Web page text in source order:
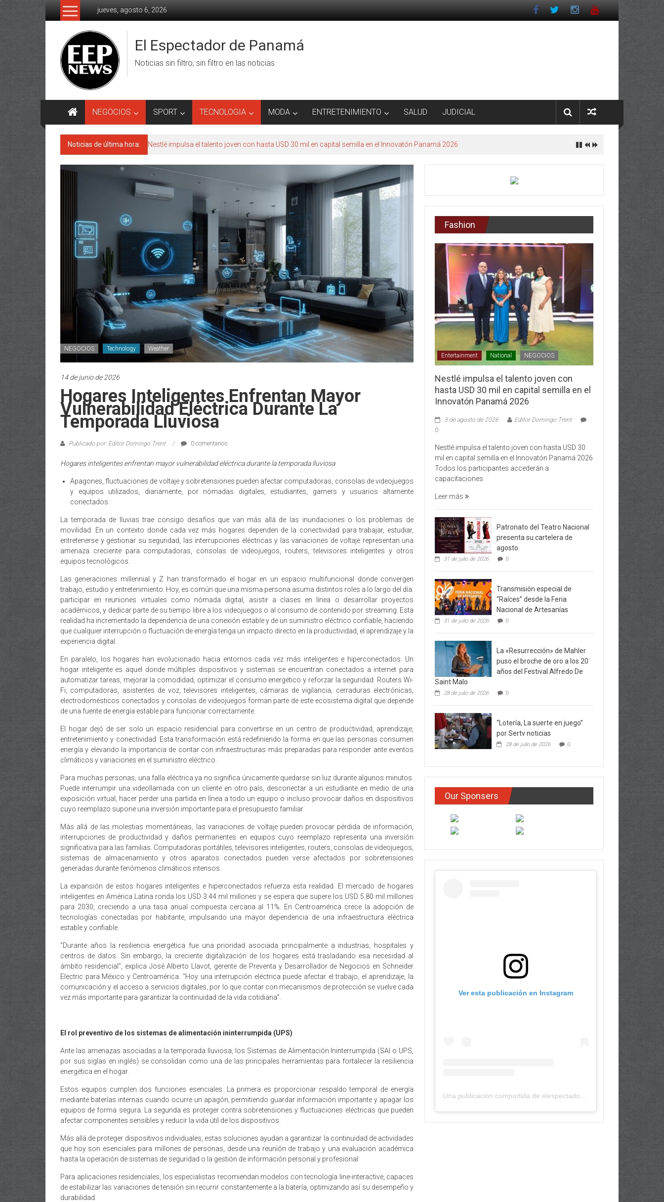
Saltar
jueves, agosto 6, 2026
El Espectador de Panamá
Noticias sin filtro, sin filtro en las noticias
NEGOCIOS SPORT TECNOLOGIA MODA ENTRETENIMIENTO SALUD JUDICIAL
Noticias de última hora: Nestlé impulsa el talento joven con hasta USD 30 mil en capital semilla en el Innovatón Panamá 2026
NEGOCIOS Technology Weather
14 de junio de 2026
Hogares Inteligentes Enfrentan Mayor
Vulnerabilidad Eléctrica Durante La
Temporada Lluviosa
Publicado por: Editor Domingo Trent 0 comentarios
Hogares inteligentes enfrentan mayor vulnerabilidad eléctrica durante la temporada lluviosa
Apagones, fluctuaciones de voltaje y sobretensiones pueden afectar computadoras, consolas de videojuegos
y equipos utilizados, diariamente, por nómadas digitales, estudiantes, gamers y usuarios altamente
conectados.
La temporada de lluvias trae consigo desafíos que van más allá de las inundaciones o los problemas de
movilidad. En un contexto donde cada vez más hogares dependen de la conectividad para trabajar, estudiar,
entretenerse y gestionar su seguridad, las interrupciones eléctricas y las variaciones de voltaje representan una
amenaza creciente para computadoras, consolas de videojuegos, routers, televisores inteligentes y otros
equipos tecnológicos.
Las generaciones millennial y Z han transformado el hogar en un espacio multifuncional donde convergen
trabajo, estudio y entretenimiento. Hoy, es común que una misma persona asuma distintos roles a lo largo del día:
participar en reuniones virtuales como nómada digital, asistir a clases en línea o desarrollar proyectos
académicos, y dedicar parte de su tiempo libre a los videojuegos o al consumo de contenido por streaming. Esta
realidad ha incrementado la dependencia de una conexión estable y de un suministro eléctrico confiable, haciendo
que cualquier interrupción o fluctuación de energía tenga un impacto directo en la productividad, el aprendizaje y la
experiencia digital.
En paralelo, los hogares han evolucionado hacia entornos cada vez más inteligentes e hiperconectados. Un
hogar inteligente es aquel donde múltiples dispositivos y sistemas se encuentran conectados a internet para
automatizar tareas, mejorar la comodidad, optimizar el consumo energético y reforzar la seguridad. Routers Wi-
Fi, computadoras, asistentes de voz, televisores inteligentes, cámaras de vigilancia, cerraduras electrónicas,
electrodomésticos conectados y consolas de videojuegos forman parte de este ecosistema digital que depende
de una fuente de energía estable para funcionar correctamente.
El hogar dejó de ser solo un espacio residencial para convertirse en un centro de productividad, aprendizaje,
entretenimiento y conectividad. Esta transformación está redefiniendo la forma en que las personas consumen
energía y elevando la importancia de contar con infraestructuras más preparadas para responder ante eventos
climáticos y variaciones en el suministro eléctrico.
Para muchas personas, una falla eléctrica ya no significa únicamente quedarse sin luz durante algunos minutos.
Puede interrumpir una videollamada con un cliente en otro país, desconectar a un estudiante en medio de una
exposición virtual, hacer perder una partida en línea a todo un equipo o incluso provocar daños en dispositivos
cuyo reemplazo supone una inversión importante para el presupuesto familiar.
Más allá de las molestias momentáneas, las variaciones de voltaje pueden provocar pérdida de información,
interrupciones de productividad y daños permanentes en equipos cuyo reemplazo representa una inversión
significativa para las familias. Computadoras portátiles, televisores inteligentes, routers, consolas de videojuegos,
sistemas de almacenamiento y otros aparatos conectados pueden verse afectados por sobretensiones
generadas durante fenómenos climáticos intensos.
La expansión de estos hogares inteligentes e hiperconectados refuerza esta realidad. El mercado de hogares
inteligentes en América Latina ronda los USD 3.44 mil millones y se espera que supere los USD 5.80 mil millones
para 2030, creciendo a una tasa anual compuesta cercana al 11%. En Centroamérica crece la adopción de
tecnologías conectadas por habitante, impulsando una mayor dependencia de una infraestructura eléctrica
estable y confiable.
“Durante años la resiliencia energética fue una prioridad asociada principalmente a industrias, hospitales y
centros de datos. Sin embargo, la creciente digitalización de los hogares está trasladando esa necesidad al
ámbito residencial”, explica José Alberto Llavot, gerente de Preventa y Desarrollador de Negocios en Schneider
Electric para México y Centroamérica. “Hoy una interrupción eléctrica puede afectar el trabajo, el aprendizaje, la
comunicación y el acceso a servicios digitales, por lo que contar con mecanismos de protección se vuelve cada
vez más importante para garantizar la continuidad de la vida cotidiana”.
El rol preventivo de los sistemas de alimentación ininterrumpida (UPS)
Ante las amenazas asociadas a la temporada lluviosa, los Sistemas de Alimentación Ininterrumpida (SAI o UPS,
por sus siglas en inglés) se consolidan como una de las principales herramientas para fortalecer la resiliencia
energética en el hogar.
Estos equipos cumplen dos funciones esenciales. La primera es proporcionar respaldo temporal de energía
mediante baterías internas cuando ocurre un apagón, permitiendo guardar información importante y apagar los
equipos de forma segura. La segunda es proteger contra sobretensiones y fluctuaciones eléctricas que pueden
afectar componentes sensibles y reducir la vida útil de los dispositivos.
Más allá de proteger dispositivos individuales, estas soluciones ayudan a garantizar la continuidad de actividades
que hoy son esenciales para millones de personas, desde una reunión de trabajo y una evaluación académica
hasta la operación de sistemas de seguridad o la gestión de información personal y profesional.
Para aplicaciones residenciales, los especialistas recomiendan modelos con tecnología line-interactive, capaces
de estabilizar las variaciones de tensión sin recurrir constantemente a la batería, optimizando así su desempeño y
durabilidad.
Fashion
Entertainment National NEGOCIOS
Nestlé impulsa el talento joven con
hasta USD 30 mil en capital semilla en el
Innovatón Panamá 2026
3 de agosto de 2026
Editor Domingo Trent
0
Nestlé impulsa el talento joven con hasta USD 30
mil en capital semilla en el Innovatón Panamá 2026
Todos los participantes accederán a
capacitaciones
Leer más
Patronato del Teatro Nacional
presenta su cartelera de
agosto
31 de julio de 2026 0
Transmisión especial de
“Raíces” desde la Feria
Nacional de Artesanías
31 de julio de 2026 0
La «Resurrección» de Mahler
puso el broche de oro a los 20
años del Festival Alfredo De
Saint Malo
28 de julio de 2026 0
“Lotería, La suerte en juego”
por Sertv noticias
28 de julio de 2026 0
Our Sponsers
Ver esta publicación en Instagram
Una publicación compartida de elespectadordepanama (@elespectadordepanama)